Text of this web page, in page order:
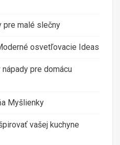
pre malé slečny
osvetľovacie Ideas
pre domácu
Myšlienky
vašej kuchyne